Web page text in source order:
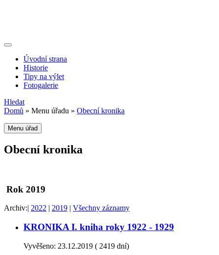
Úvodní strana
Historie
Tipy na výlet
Fotogalerie
Hledat
Domů » Menu úřadu » Obecní kronika
Menu úřad
Obecní kronika
Rok 2019
Archiv:| 2022 | 2019 | Všechny záznamy
KRONIKA I. kniha roky 1922 - 1929
Vyvěšeno: 23.12.2019 ( 2419 dní)